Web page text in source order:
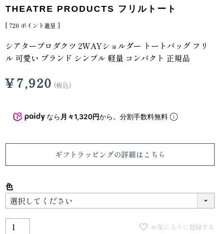
THEATRE PRODUCTS フリルトート
[720 ポイント進呈 ]
シアタープロダクツ 2WAYショルダー トートバッグ フリ
ル 可愛い ブランド シンプル 軽量 コンパクト 正規品
¥7,920 税込
なら 月々1,320円から。分割手数料無料
ギフトラッピングの詳細はこちら
色
お気に入りに登録する